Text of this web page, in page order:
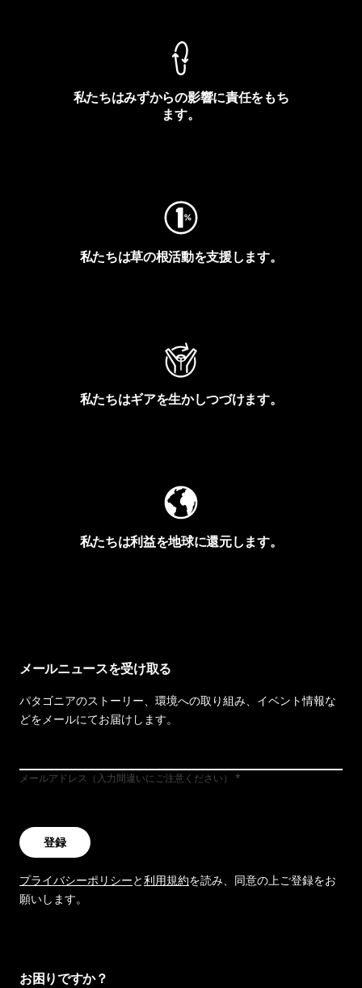
私たちはみずからの影響に責任をもち
ます。
私たちは草の根活動を支援します。
私たちはギアを生かしつづけます。
私たちは利益を地球に還元します。
メールニュースを受け取る
パタゴニアのストーリー、環境への取り組み、イベント情報な
どをメールにてお届けします。
メールアドレス（入力間違いにご注意ください）
登録
プライバシーポリシーと利用規約を読み、同意の上ご登録をお
願いします。
お困りですか？